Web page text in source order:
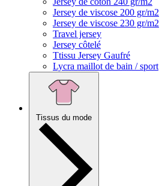
Jersey de viscose 200 gr/m2
Jersey de viscose 230 gr/m2
Travel jersey
Jersey côtelé
Ttissu Jersey Gaufré
Lycra maillot de bain / sport
Tissus du mode